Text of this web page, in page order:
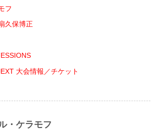
フ
久保博正
大会情報／チケット
・ケラモフ